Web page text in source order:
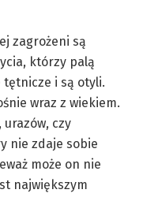
zagrożeni są
którzy palą
i są otyli.
wraz z wiekiem.
urazów, czy
nie zdaje sobie
może on nie
największym